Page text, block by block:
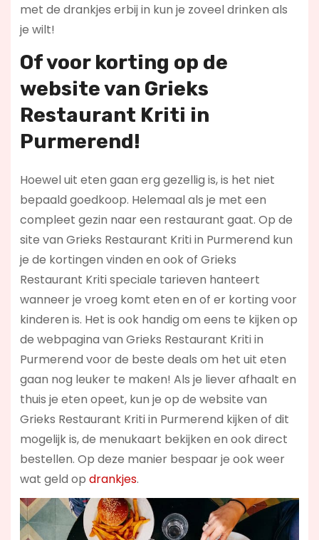
met de drankjes erbij in kun je zoveel drinken als
je wilt!
Of voor korting op de
website van Grieks
Restaurant Kriti in
Purmerend!
Hoewel uit eten gaan erg gezellig is, is het niet
bepaald goedkoop. Helemaal als je met een
compleet gezin naar een restaurant gaat. Op de
site van Grieks Restaurant Kriti in Purmerend kun
je de kortingen vinden en ook of Grieks
Restaurant Kriti speciale tarieven hanteert
wanneer je vroeg komt eten en of er korting voor
kinderen is. Het is ook handig om eens te kijken op
de webpagina van Grieks Restaurant Kriti in
Purmerend voor de beste deals om het uit eten
gaan nog leuker te maken! Als je liever afhaalt en
thuis je eten opeet, kun je op de website van
Grieks Restaurant Kriti in Purmerend kijken of dit
mogelijk is, de menukaart bekijken en ook direct
bestellen. Op deze manier bespaar je ook weer
wat geld op drankjes.